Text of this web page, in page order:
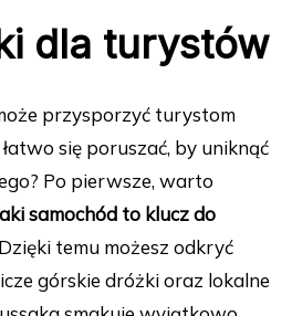
dla turystów
przysporzyć turystom
się poruszać, by uniknąć
Po pierwsze, warto
samochód to klucz do
Dzięki temu możesz odkryć
górskie dróżki oraz lokalne